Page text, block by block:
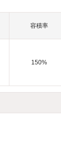
容積率
150%